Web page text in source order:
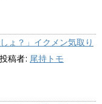
ょ？」イクメン気取り
投稿者: 尾持トモ